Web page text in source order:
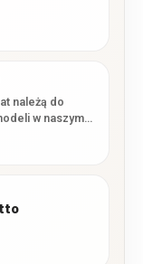
należą do
w naszym